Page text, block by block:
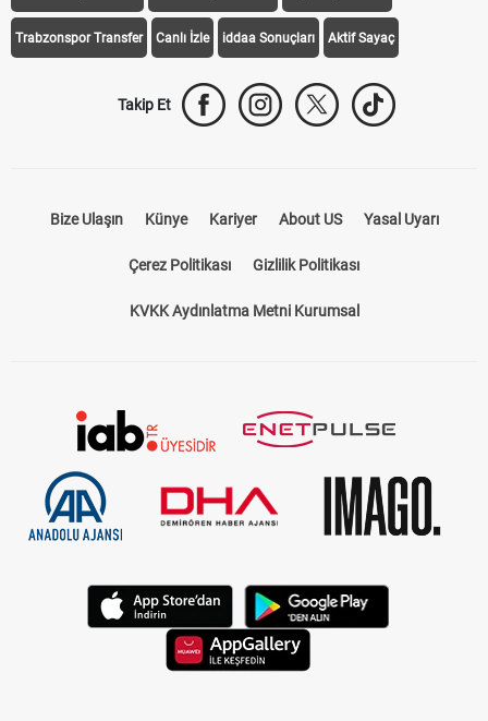
Trabzonspor Transfer Canlı İzle iddaa Sonuçları Aktif Sayaç
Takip Et
Bize Ulaşın Künye Kariyer About US Yasal Uyarı
Çerez Politikası Gizlilik Politikası
KVKK Aydınlatma Metni Kurumsal